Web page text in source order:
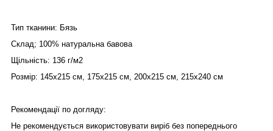
Тип тканини: Бязь
Склад; 100% натуральна бавова
Щільність: 136 г/м2
Розмір: 145х215 см, 175х215 см, 200х215 см, 215х240 см
Рекомендації по догляду:
Не рекомендується використовувати виріб без попереднього